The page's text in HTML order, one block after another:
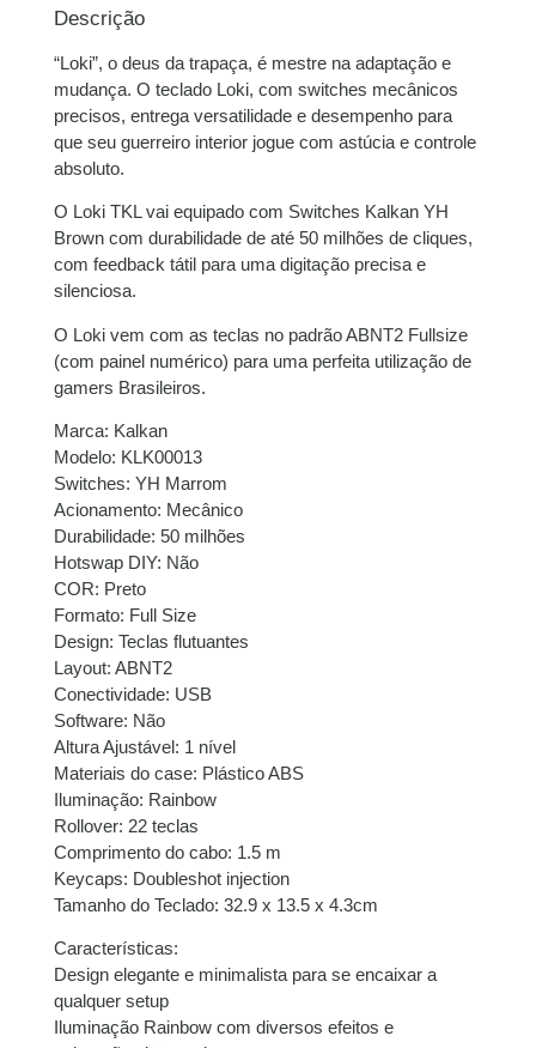
juros
3x deR$58,33sem
juros
R$174,99
Descrição
“Loki”, o deus da trapaça, é mestre na adaptação e
mudança. O teclado Loki, com switches mecânicos
precisos, entrega versatilidade e desempenho para
que seu guerreiro interior jogue com astúcia e controle
absoluto.
O Loki TKL vai equipado com Switches Kalkan YH
Brown com durabilidade de até 50 milhões de cliques,
com feedback tátil para uma digitação precisa e
silenciosa.
O Loki vem com as teclas no padrão ABNT2 Fullsize
(com painel numérico) para uma perfeita utilização de
gamers Brasileiros.
Marca: Kalkan
Modelo: KLK00013
Switches: YH Marrom
Acionamento: Mecânico
Durabilidade: 50 milhões
Hotswap DIY: Não
COR: Preto
Formato: Full Size
Design: Teclas flutuantes
Layout: ABNT2
Conectividade: USB
Software: Não
Altura Ajustável: 1 nível
Materiais do case: Plástico ABS
Iluminação: Rainbow
Rollover: 22 teclas
Comprimento do cabo: 1.5 m
Keycaps: Doubleshot injection
Tamanho do Teclado: 32.9 x 13.5 x 4.3cm
Características:
Design elegante e minimalista para se encaixar a
qualquer setup
Iluminação Rainbow com diversos efeitos e